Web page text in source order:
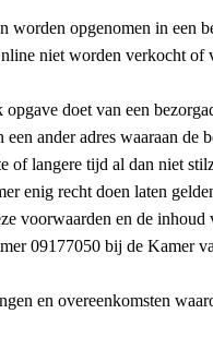
opgenomen in
niet worden verkocht of
doet van een
ander adres waaraan de
langere tijd al dan niet
enig recht doen laten
voorwaarden en de
09177050 bij de Kamer
en overeenkomsten